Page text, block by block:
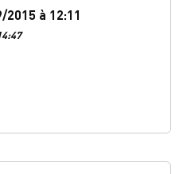
2015 à 12:11